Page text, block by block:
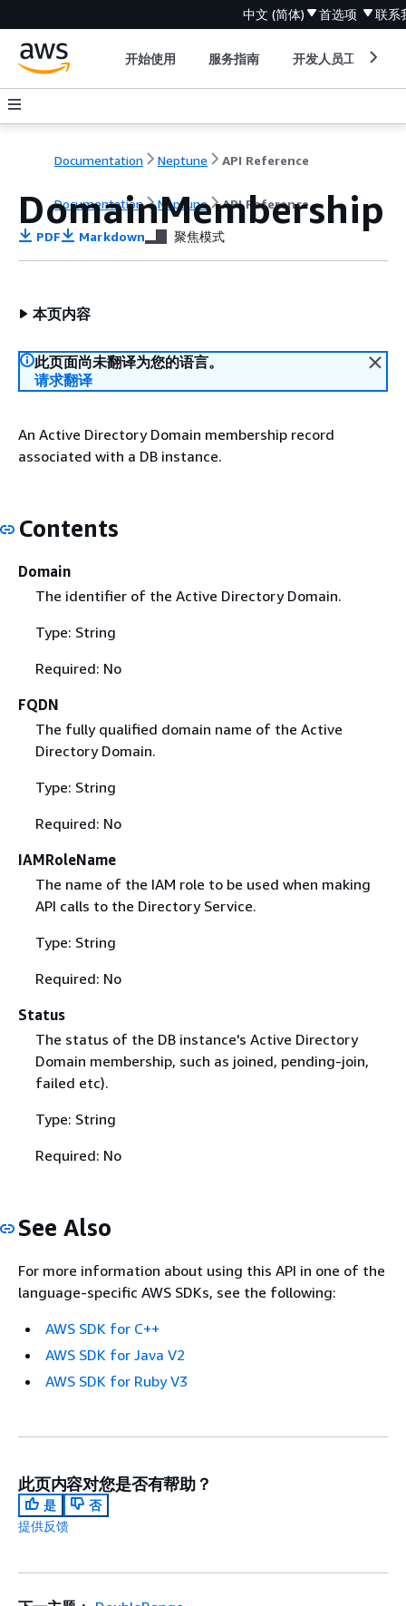
中文 (简体) 首选项 联系
开始使用 服务指南 开发人员工具
Documentation Neptune API Reference
Documentation Neptune API Reference
DomainMembership
PDF Markdown 聚焦模式
本页内容
此页面尚未翻译为您的语言。
请求翻译
An Active Directory Domain membership record
associated with a DB instance.
Contents
Domain
The identifier of the Active Directory Domain.
Type: String
Required: No
FQDN
The fully qualified domain name of the Active
Directory Domain.
Type: String
Required: No
IAMRoleName
The name of the IAM role to be used when making
API calls to the Directory Service.
Type: String
Required: No
Status
The status of the DB instance's Active Directory
Domain membership, such as joined, pending-join,
failed etc).
Type: String
Required: No
See Also
For more information about using this API in one of the
language-specific AWS SDKs, see the following:
AWS SDK for C++
AWS SDK for Java V2
AWS SDK for Ruby V3
此页内容对您是否有帮助？
是
否
提供反馈